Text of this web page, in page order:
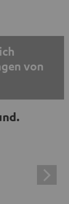
von
zugestimmt,
können